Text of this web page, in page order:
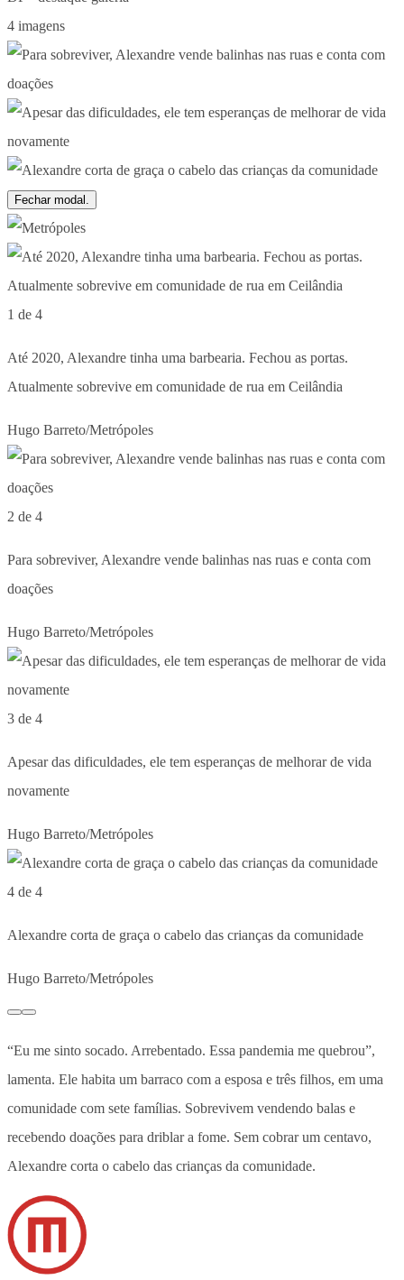
4 imagens
Fechar modal.
1 de 4
Até 2020, Alexandre tinha uma barbearia. Fechou as portas.
Atualmente sobrevive em comunidade de rua em Ceilândia
Hugo Barreto/Metrópoles
2 de 4
Para sobreviver, Alexandre vende balinhas nas ruas e conta com
doações
Hugo Barreto/Metrópoles
3 de 4
Apesar das dificuldades, ele tem esperanças de melhorar de vida
novamente
Hugo Barreto/Metrópoles
4 de 4
Alexandre corta de graça o cabelo das crianças da comunidade
Hugo Barreto/Metrópoles
“Eu me sinto socado. Arrebentado. Essa pandemia me quebrou”,
lamenta. Ele habita um barraco com a esposa e três filhos, em uma
comunidade com sete famílias. Sobrevivem vendendo balas e
recebendo doações para driblar a fome. Sem cobrar um centavo,
Alexandre corta o cabelo das crianças da comunidade.